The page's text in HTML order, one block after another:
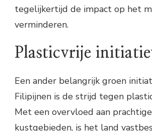
tegelijkertijd de impact op het
verminderen.
Plasticvrije
Een ander belangrijk groen
Filipijnen is de strijd tegen
Met een overvloed aan
kustgebieden, is het land